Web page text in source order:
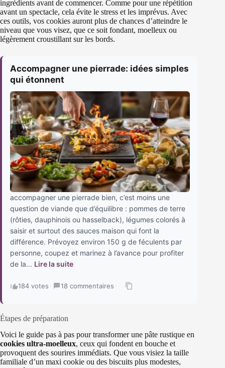
ingrédients avant de commencer. Comme pour une répétition
avant un spectacle, cela évite le stress et les imprévus. Avec
ces outils, vos cookies auront plus de chances d’atteindre le
niveau que vous visez, que ce soit fondant, moelleux ou
légèrement croustillant sur les bords.
Accompagner une pierrade: idées simples
qui étonnent
accompagner une pierrade bien, c’est moins une
question de viande que d’équilibre : pommes de terre
(rôties, dauphinois ou hasselback), légumes colorés à
saisir et surtout des sauces maison qui font la
différence. Prévoyez environ 150 g de féculents par
personne, coupez et marinez à l’avance pour profiter
de la... Lire la suite
184 votes · 18 commentaires ·
Étapes de préparation
Voici le guide pas à pas pour transformer une pâte rustique en
cookies ultra-moelleux, ceux qui fondent en bouche et
provoquent des sourires immédiats. Que vous visiez la taille
familiale d’un maxi cookie ou des biscuits plus modestes,